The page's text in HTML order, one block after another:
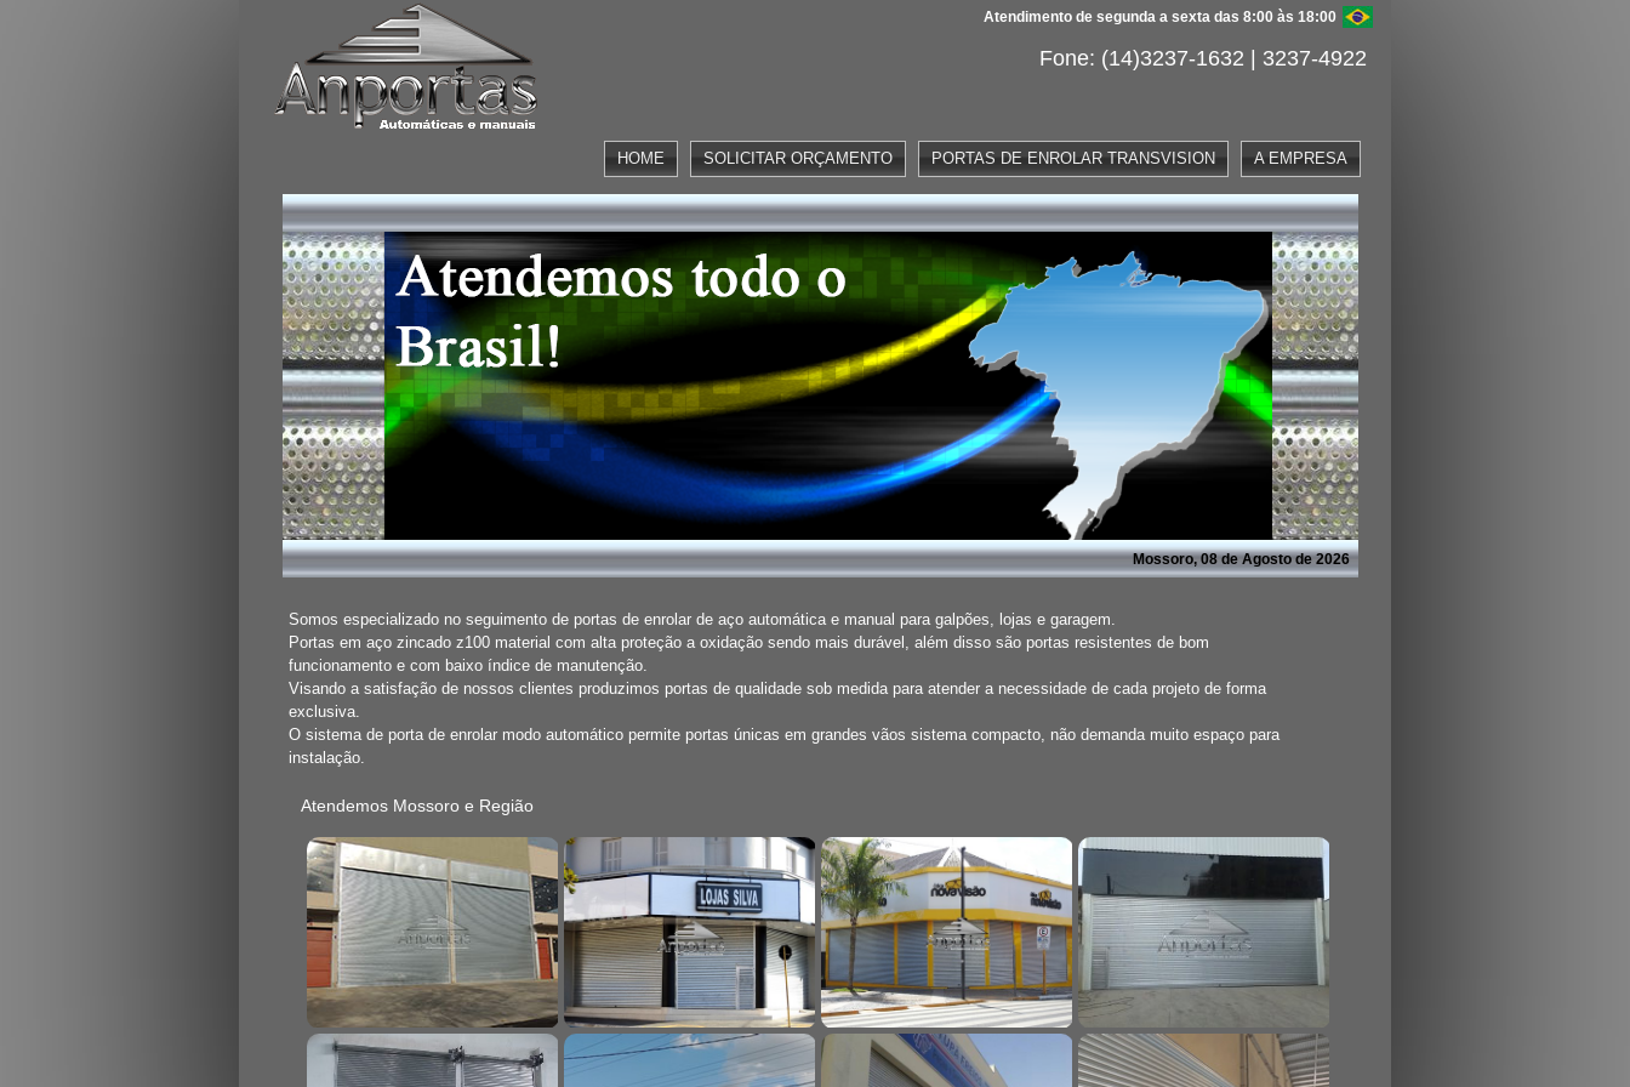
Atendimento de segunda a sexta das 8:00 às 18:00
Fone: (14)3237-1632 | 3237-4922
HOME SOLICITAR ORÇAMENTO PORTAS DE ENROLAR TRANSVISION A EMPRESA
Mossoro, 08 de Agosto de 2026
Somos especializado no seguimento de portas de enrolar de aço automática e manual para galpões, lojas e garagem.
Portas em aço zincado z100 material com alta proteção a oxidação sendo mais durável, além disso são portas resistentes de bom
funcionamento e com baixo índice de manutenção.
Visando a satisfação de nossos clientes produzimos portas de qualidade sob medida para atender a necessidade de cada projeto de forma
exclusiva.
O sistema de porta de enrolar modo automático permite portas únicas em grandes vãos sistema compacto, não demanda muito espaço para
instalação.
Atendemos Mossoro e Região